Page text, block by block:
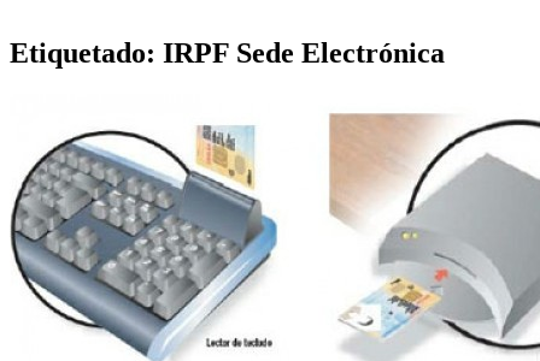
Etiquetado: IRPF Sede Electrónica